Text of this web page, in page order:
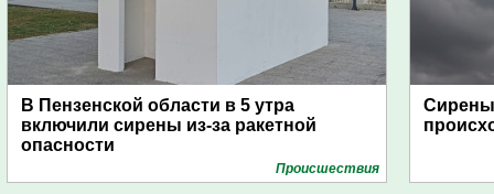
В Пензенской области в 5 утра
включили сирены из-за ракетной
опасности
Проиcшествия
Сирены